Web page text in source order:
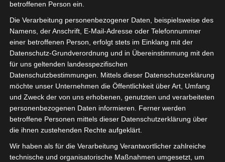
bitte den Datenschutzbedingungen.
Google Adsenseist deaktiviert. ✓ Erlauben Datenschutzbedingungen
Sie befinden sich hier:Startseite»News»Fußball»
Welt» Afrika»Tunesien »Ligen»Ligue 1»2025/2026
Ligue 1 Pro Tunesien 2025/2026 – 10. Spieltag
(Hinrunde)
betroffenen Person ein.
Die Verarbeitung personenbezogener Daten, beispielsweise des
Namens, der Anschrift, E-Mail-Adresse oder Telefonnummer
einer betroffenen Person, erfolgt stets im Einklang mit der
Datenschutz-Grundverordnung und in Übereinstimmung mit den
für uns geltenden landesspezifischen
Datenschutzbestimmungen. Mittels dieser Datenschutzerklärung
möchte unser Unternehmen die Öffentlichkeit über Art, Umfang
und Zweck der von uns erhobenen, genutzten und verarbeiteten
personenbezogenen Daten informieren. Ferner werden
betroffene Personen mittels dieser Datenschutzerklärung über
die ihnen zustehenden Rechte aufgeklärt.
Wir haben als für die Verarbeitung Verantwortlicher zahlreiche
technische und organisatorische Maßnahmen umgesetzt, um